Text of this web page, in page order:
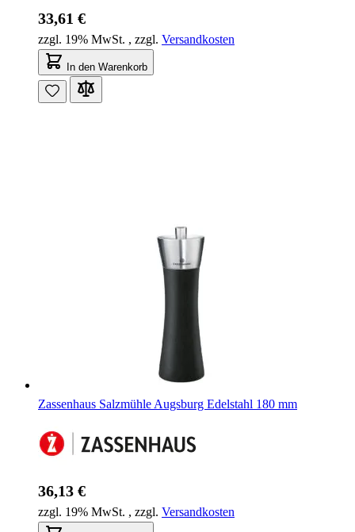
33,61 €
zzgl. 19% MwSt. , zzgl. Versandkosten
In den Warenkorb
Zassenhaus Salzmühle Augsburg Edelstahl 180 mm
36,13 €
zzgl. 19% MwSt. , zzgl. Versandkosten